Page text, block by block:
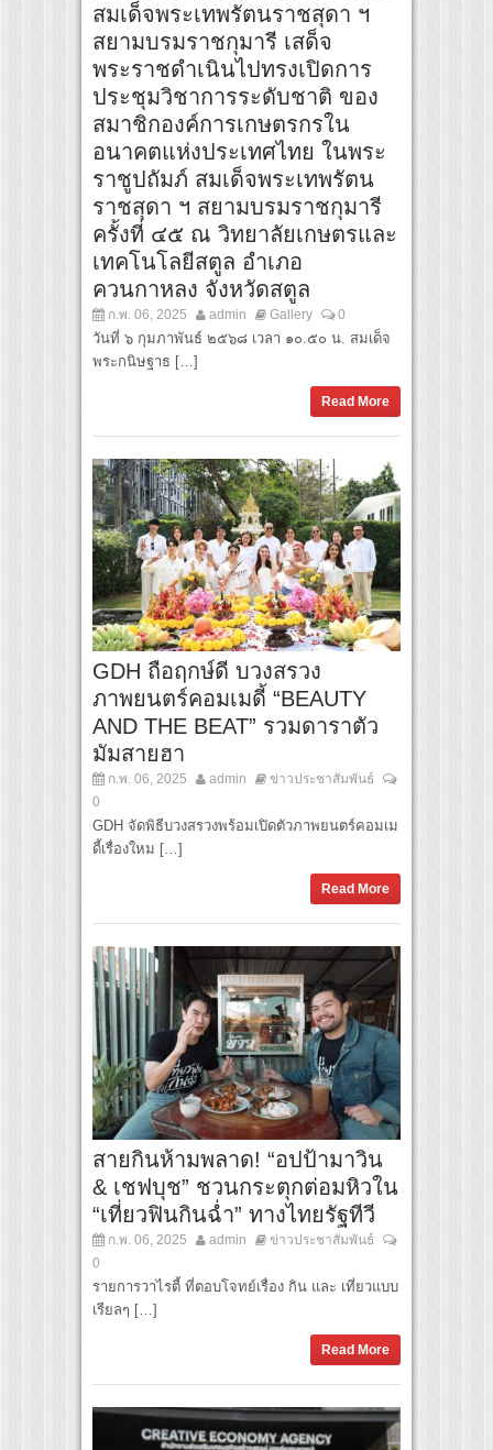
สมเด็จพระเทพรัตนราชสุดา ฯ
สยามบรมราชกุมารี เสด็จ
พระราชดำเนินไปทรงเปิดการ
ประชุมวิชาการระดับชาติ ของ
สมาชิกองค์การเกษตรกรใน
อนาคตแห่งประเทศไทย ในพระ
ราชูปถัมภ์ สมเด็จพระเทพรัตน
ราชสุดา ฯ สยามบรมราชกุมารี
ครั้งที่ ๔๕ ณ วิทยาลัยเกษตรและ
เทคโนโลยีสตูล อำเภอ
ควนกาหลง จังหวัดสตูล
ก.พ. 06, 2025 admin Gallery 0
วันที่ ๖ กุมภาพันธ์ ๒๕๖๘ เวลา ๑๐.๕๐ น. สมเด็จ
พระกนิษฐาธ […]
Read More
GDH ถือฤกษ์ดี บวงสรวง
ภาพยนตร์คอมเมดี้ “BEAUTY
AND THE BEAT” รวมดาราตัว
มัมสายฮา
ก.พ. 06, 2025 admin
ข่าวประชาสัมพันธ์
0
GDH จัดพิธีบวงสรวงพร้อมเปิดตัวภาพยนตร์คอมเม
ดี้เรื่องใหม […]
Read More
สายกินห้ามพลาด! “อปป้ามาวิน
& เชฟบุช” ชวนกระตุกต่อมหิวใน
“เที่ยวฟินกินฉ่ำ” ทางไทยรัฐทีวี
ก.พ. 06, 2025 admin
ข่าวประชาสัมพันธ์
0
รายการวาไรตี้ ที่ตอบโจทย์เรื่อง กิน และ เที่ยวแบบ
เรียลๆ […]
Read More